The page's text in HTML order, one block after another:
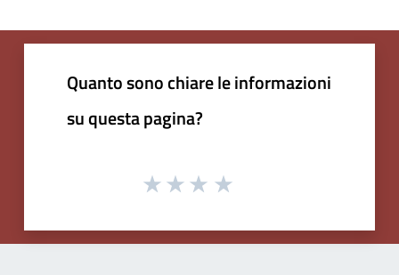
Quanto sono chiare le informazioni
su questa pagina?